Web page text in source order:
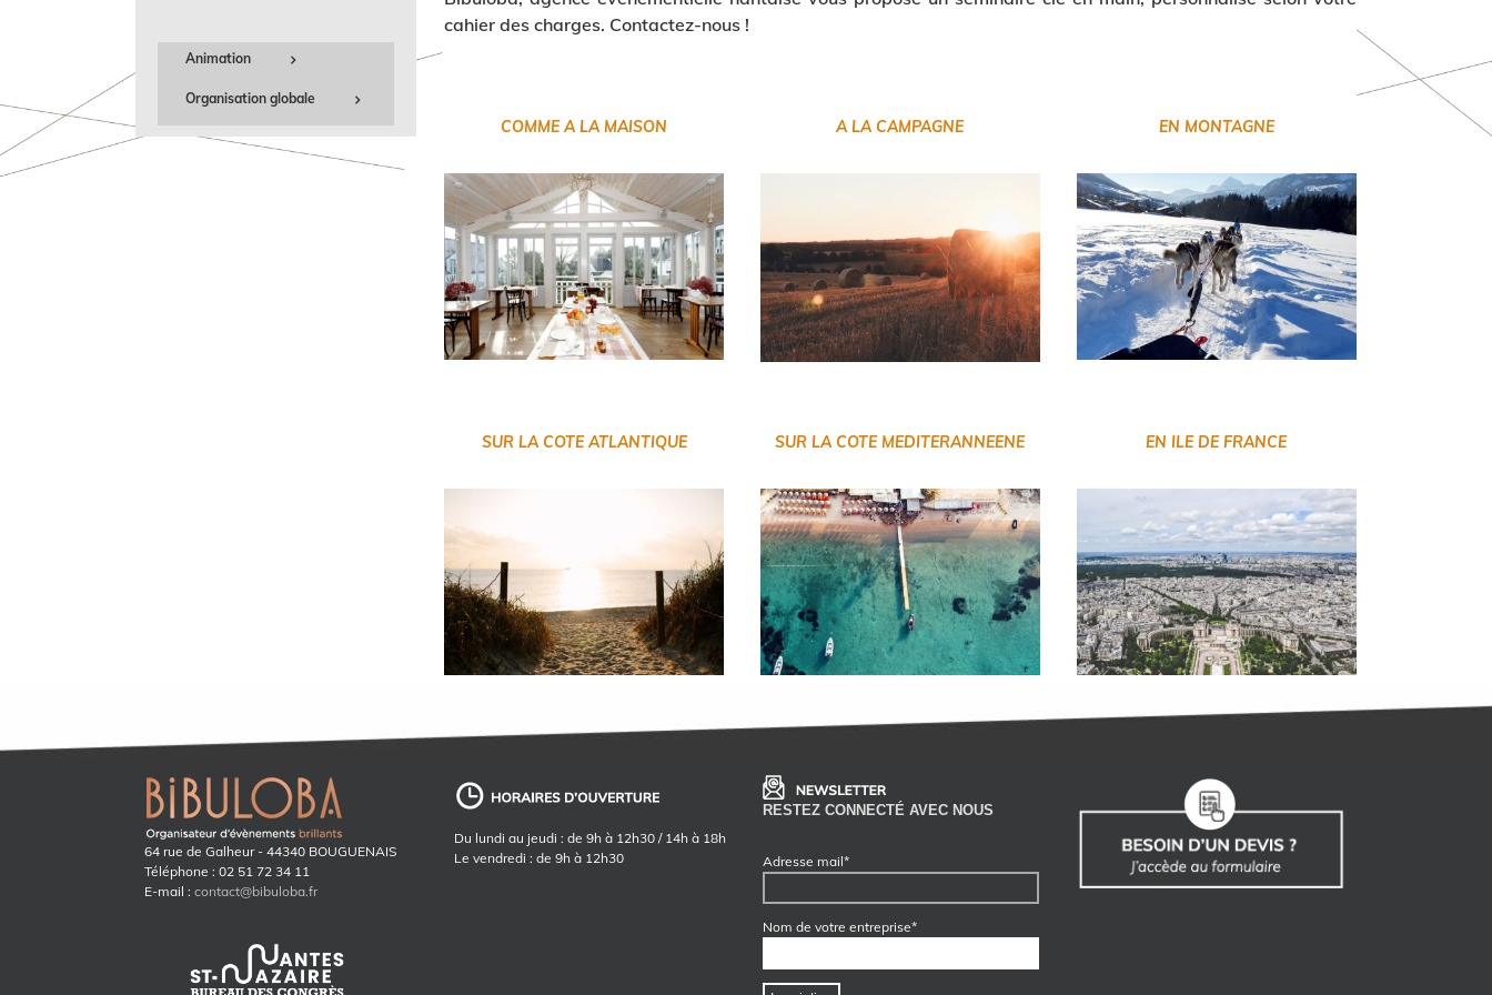
cahier des charges. Contactez-nous !
COMME A LA MAISON A LA CAMPAGNE EN MONTAGNE
SUR LA COTE ATLANTIQUE SUR LA COTE MEDITERANNEENE EN ILE DE FRANCE
Animation
Organisation globale
64 rue de Galheur - 44340 BOUGUENAIS
Téléphone : 02 51 72 34 11
E-mail : contact@bibuloba.fr
Du lundi au jeudi : de 9h à 12h30 / 14h à 18h
Le vendredi : de 9h à 12h30
RESTEZ CONNECTÉ AVEC NOUS
Adresse mail*
Nom de votre entreprise*